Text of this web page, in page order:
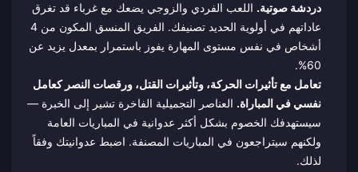
دردشة صوتية. اللعب الفردي والزوجي يضعك مع غرباء قد تغرق
عاداتهم في أولوية الحديد تصنيفك. الفريق المنسق المكون من 4
أشخاص في نفس مستوى المهارة يفوز باستمرار بمعدل يزيد عن
60%.
تعامل مع تأثيرات الحركة، وتأثيرات القتل، ورقصات النصر كعامل
نفسي في المباراة. العناصر التجميلية الفاخرة تشير إلى الخبرة —
سيستهدفك الخصوم بشكل أكثر عدوانية في المباريات العامة
ولكنهم سيتراجعون في المباريات المصنفة. اضبط عدوانيتك وفقاً
لذلك.